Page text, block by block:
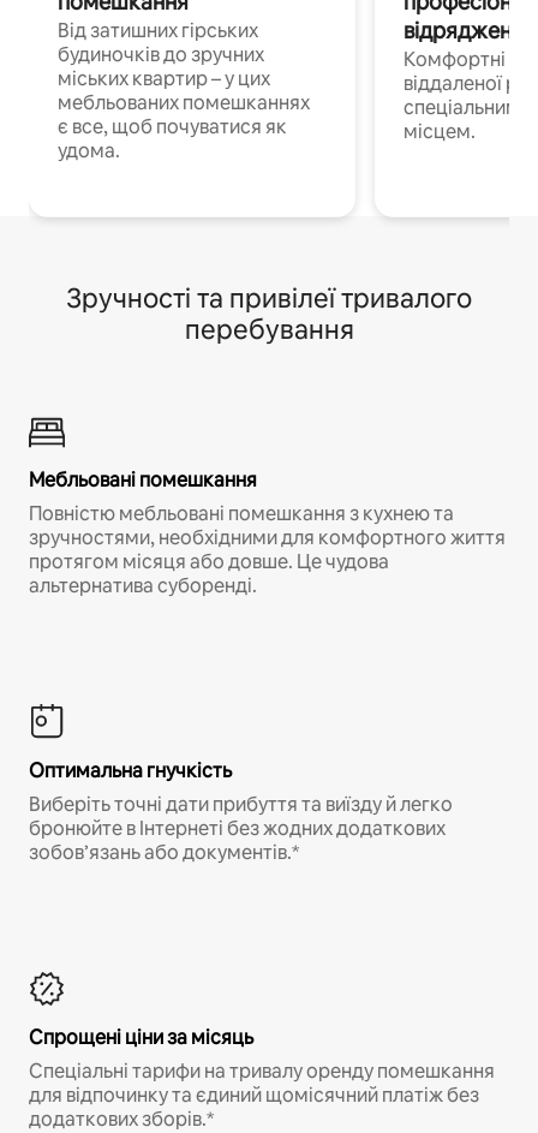
Від затишних гірських
будиночків до зручних
міських квартир – у цих
мебльованих помешканнях
є все, щоб почуватися як
удома.
Комфортні
віддаленої
спеціальним
місцем.
Зручності та привілеї тривалого
перебування
Мебльовані помешкання
Повністю мебльовані помешкання з кухнею та
зручностями, необхідними для комфортного життя
протягом місяця або довше. Це чудова
альтернатива суборенді.
Оптимальна гнучкість
Виберіть точні дати прибуття та виїзду й легко
бронюйте в Інтернеті без жодних додаткових
зобов’язань або документів.*
Спрощені ціни за місяць
Спеціальні тарифи на тривалу оренду помешкання
для відпочинку та єдиний щомісячний платіж без
додаткових зборів.*